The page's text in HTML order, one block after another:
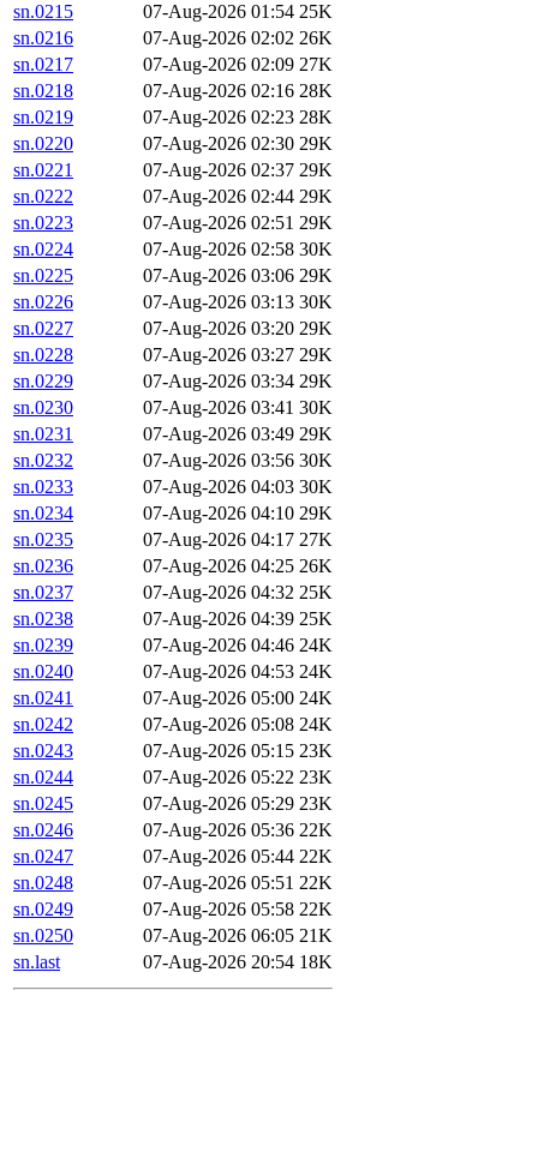
sn.0215
07-Aug-2026 01:54 25K
sn.0216
07-Aug-2026 02:02 26K
sn.0217
07-Aug-2026 02:09 27K
sn.0218
07-Aug-2026 02:16 28K
sn.0219
07-Aug-2026 02:23 28K
sn.0220
07-Aug-2026 02:30 29K
sn.0221
07-Aug-2026 02:37 29K
sn.0222
07-Aug-2026 02:44 29K
sn.0223
07-Aug-2026 02:51 29K
sn.0224
07-Aug-2026 02:58 30K
sn.0225
07-Aug-2026 03:06 29K
sn.0226
07-Aug-2026 03:13 30K
sn.0227
07-Aug-2026 03:20 29K
sn.0228
07-Aug-2026 03:27 29K
sn.0229
07-Aug-2026 03:34 29K
sn.0230
07-Aug-2026 03:41 30K
sn.0231
07-Aug-2026 03:49 29K
sn.0232
07-Aug-2026 03:56 30K
sn.0233
07-Aug-2026 04:03 30K
sn.0234
07-Aug-2026 04:10 29K
sn.0235
07-Aug-2026 04:17 27K
sn.0236
07-Aug-2026 04:25 26K
sn.0237
07-Aug-2026 04:32 25K
sn.0238
07-Aug-2026 04:39 25K
sn.0239
07-Aug-2026 04:46 24K
sn.0240
07-Aug-2026 04:53 24K
sn.0241
07-Aug-2026 05:00 24K
sn.0242
07-Aug-2026 05:08 24K
sn.0243
07-Aug-2026 05:15 23K
sn.0244
07-Aug-2026 05:22 23K
sn.0245
07-Aug-2026 05:29 23K
sn.0246
07-Aug-2026 05:36 22K
sn.0247
07-Aug-2026 05:44 22K
sn.0248
07-Aug-2026 05:51 22K
sn.0249
07-Aug-2026 05:58 22K
sn.0250
07-Aug-2026 06:05 21K
sn.last
07-Aug-2026 20:54 18K